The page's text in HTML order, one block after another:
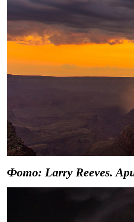
Фото: Larry Reeves.